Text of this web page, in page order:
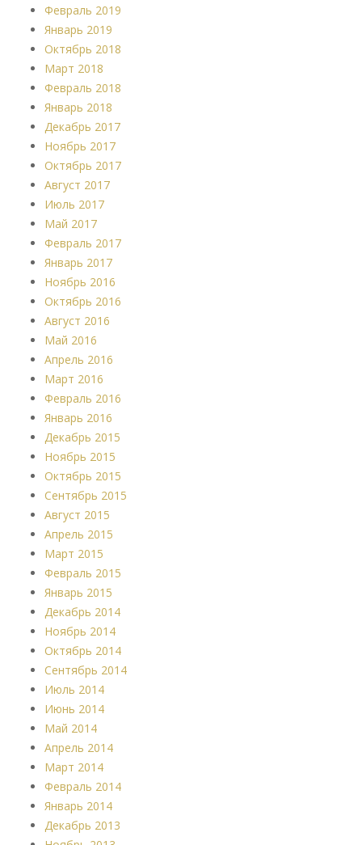
Февраль 2019
Январь 2019
Октябрь 2018
Март 2018
Февраль 2018
Январь 2018
Декабрь 2017
Ноябрь 2017
Октябрь 2017
Август 2017
Июль 2017
Май 2017
Февраль 2017
Январь 2017
Ноябрь 2016
Октябрь 2016
Август 2016
Май 2016
Апрель 2016
Март 2016
Февраль 2016
Январь 2016
Декабрь 2015
Ноябрь 2015
Октябрь 2015
Сентябрь 2015
Август 2015
Апрель 2015
Март 2015
Февраль 2015
Январь 2015
Декабрь 2014
Ноябрь 2014
Октябрь 2014
Сентябрь 2014
Июль 2014
Июнь 2014
Май 2014
Апрель 2014
Март 2014
Февраль 2014
Январь 2014
Декабрь 2013